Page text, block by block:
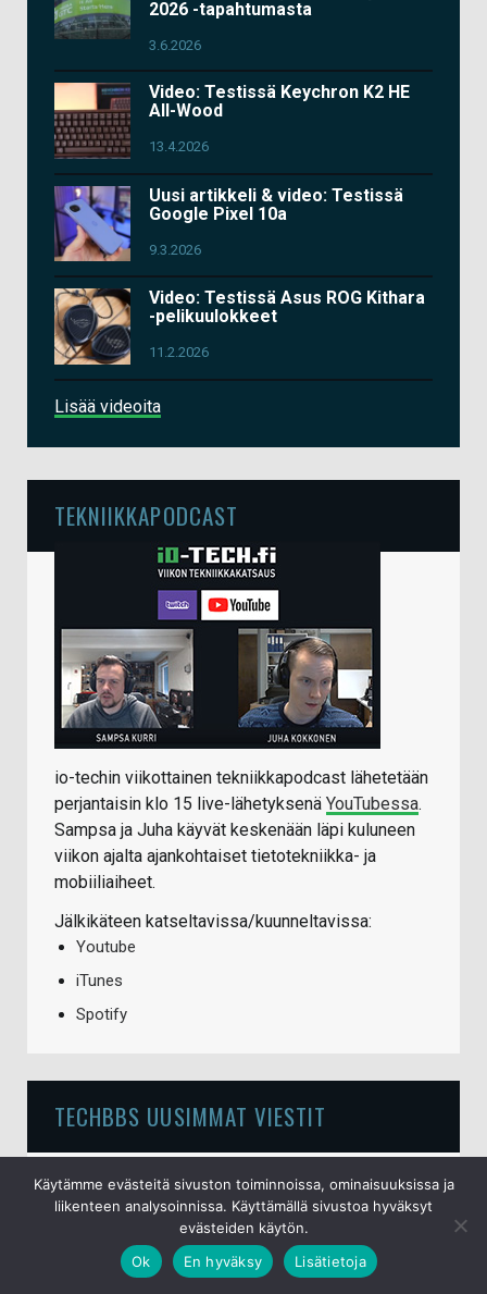
2026 -tapahtumasta
3.6.2026
Video: Testissä Keychron K2 HE
All-Wood
13.4.2026
Uusi artikkeli & video: Testissä
Google Pixel 10a
9.3.2026
Video: Testissä Asus ROG Kithara
-pelikuulokkeet
11.2.2026
Lisää videoita
TEKNIIKKAPODCAST
io-techin viikottainen tekniikkapodcast lähetetään
perjantaisin klo 15 live-lähetyksenä YouTubessa.
Sampsa ja Juha käyvät keskenään läpi kuluneen
viikon ajalta ajankohtaiset tietotekniikka- ja
mobiiliaiheet.
Jälkikäteen katseltavissa/kuunneltavissa:
Youtube
iTunes
Spotify
TECHBBS UUSIMMAT VIESTIT
Perunalastut
9.8.2026
Rannekelloja
Käytämme evästeitä sivuston toiminnoissa, ominaisuuksissa ja
liikenteen analysoinnissa. Käyttämällä sivustoa hyväksyt
evästeiden käytön.
Ok
En hyväksy Lisätietoja